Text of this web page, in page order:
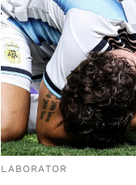
LABORATOR